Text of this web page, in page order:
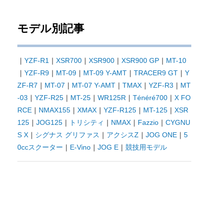
モデル別記事
｜ YZF-R1 ｜ XSR700｜ XSR900｜ XSR900 GP｜ MT-10
｜ YZF-R9｜ MT-09｜ MT-09 Y-AMT｜ TRACER9 GT｜ Y
ZF-R7 ｜ MT-07 ｜ MT-07 Y-AMT｜ TMAX｜ YZF-R3 ｜ MT
-03 ｜ YZF-R25｜ MT-25｜ WR125R ｜ Ténéré700｜ X FO
RCE｜ NMAX155｜ XMAX｜ YZF-R125｜ MT-125｜ XSR
125｜ JOG125｜ トリシティ ｜ NMAX｜ Fazzio｜ CYGNU
S X｜ シグナス グリファス ｜ アクシスZ ｜ JOG ONE｜ 5
0ccスクーター ｜ E-Vino｜ JOG E｜ 競技用モデル